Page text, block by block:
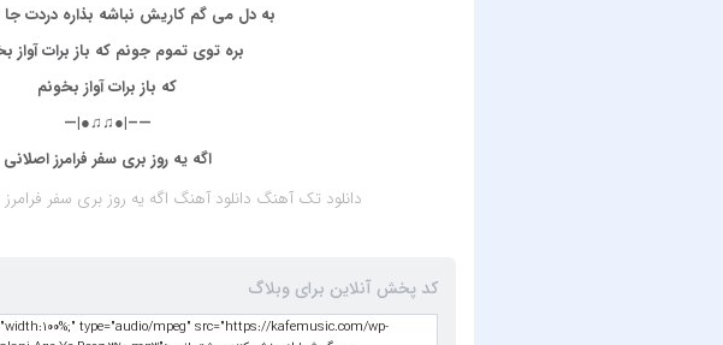
به دل می گم کاریش نباشه بذاره دردت
بره توی تموم جونم که باز برات آواز
که باز برات آواز بخونم
—–|●♫♫●|—
اگه یه روز بری سفر فرامرز اصلانی
دانلود تک آهنگ دانلود آهنگ اگه یه روز بری سفر فرامرز
کد پخش آنلاین برای وبلاگ